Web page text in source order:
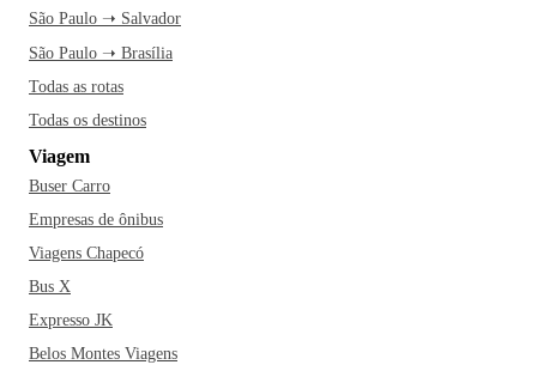
São Paulo ➝ Salvador
São Paulo ➝ Brasília
Todas as rotas
Todas os destinos
Viagem
Buser Carro
Empresas de ônibus
Viagens Chapecó
Bus X
Expresso JK
Belos Montes Viagens